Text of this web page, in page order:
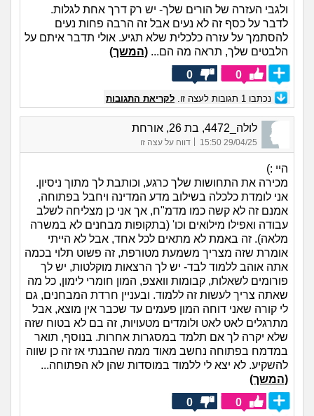
ולגבי העזרה של הורים שלך- יש רק דרך אחת לגלות.
לדבר על כסף זה לא נעים אבל זה הרבה פחות נעים
להסתמך על עזרה כלכלית שלא תגיע. אולי תדבר איתם על
הלבטים שלך, תראה מה הם... (המשך)
0
0
נכתבו 1 תגובות לעצה זו. לקריאת התגובות
לולה_4472, בת 26, אורחת
29/04/25 15:50
| דווח על עצה זו
היי :)
מכירה את התחושות שלך כרגע, וכותבת לך מתוך ניסיון.
אני לומדת כלכלה בשילוב מדע המדינה ויחבל בפתוחה,
אמנם זה לא קשה כמו מדמ"ח, אך אני כן מצליחה לשלב
עבודה ואפילו מילואים וכו' (בתקופות מבחנים לא במשרה
מלאה). זה באמת לא מתאים לכל אחד, אבל לא הייתי
אומרת שזה מצריך משמעת מטורפת, זה פשוט תלוי בכמה
אתה אוהב ללמוד לבד- יש לך הרצאות מוקלטות, יש לך
פורומים לשאלות, קבומות וואצפ, המון חומרי לימון, כל מה
שאתה צריך לעשות זה ללמוד. ובעניין חרדת המבחנים, גם
לי קורה שאני דוחה המון פעמים עד שכבר אין מוצא, אבל
מתרגלים לאט לאט ולומדים מטעויות, זה בם לא בטוח שזה
שלא יקרה לך אם תלמד במסגרות אחרות. בנוסף, תואר
במדמח בפתוחה נחשב מאוד ממה שהבנתי אז זה כן שווה
להשקיע. לא יצא לי ללמוד במוסדות שהן לא הפתוחה...
(המשך)
0
0